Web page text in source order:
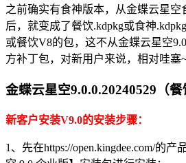
之前确实有食神版本，从金蝶云星空
后，就变成了餐饮.kdpkg或食神
或餐饮V8的包，这不从金蝶云星空
方补丁包，对新用户来说，相对哇塞
金蝶云星空9.0.0.20240529（餐
新客户安装V9.0的安装步骤：
1、先在https://open.kingdee.com/的